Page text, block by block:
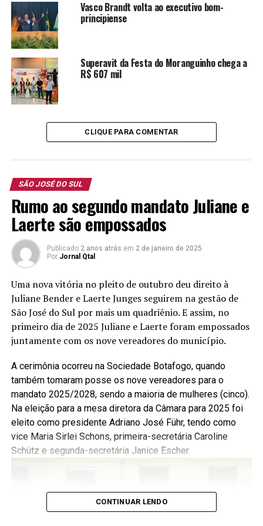
TÓPICOS RELACIONADOS:
SÍLVIO INÁCIO DE SOUZA KREMER
A SEGUIR
Caminhada do Coração é lançada na Expointer
Prefeito Filé anuncia asfalto no interior
Vasco Brandt volta ao executivo bom-
principiense
Superavit da Festa do Moranguinho chega a
R$ 607 mil
CLIQUE PARA COMENTAR
SÃO JOSÉ DO SUL
Rumo ao segundo mandato Juliane e
Laerte são empossados
Publicado 2 anos atrás em 2 de janeiro de 2025
Por Jornal Qtal
Uma nova vitória no pleito de outubro deu direito à
Juliane Bender e Laerte Junges seguirem na gestão de
São José do Sul por mais um quadriênio. E assim, no
primeiro dia de 2025 Juliane e Laerte foram empossados
juntamente com os nove vereadores do município.
A cerimônia ocorreu na Sociedade Botafogo, quando
também tomaram posse os nove vereadores para o
mandato 2025/2028, sendo a maioria de mulheres (cinco).
Na eleição para a mesa diretora da Câmara para 2025 foi
eleito como presidente Adriano José Führ, tendo como
vice Maria Sirlei Schons, primeira-secretária Caroline
Schütz e segunda-secretária Janice Escher.
CONTINUAR LENDO